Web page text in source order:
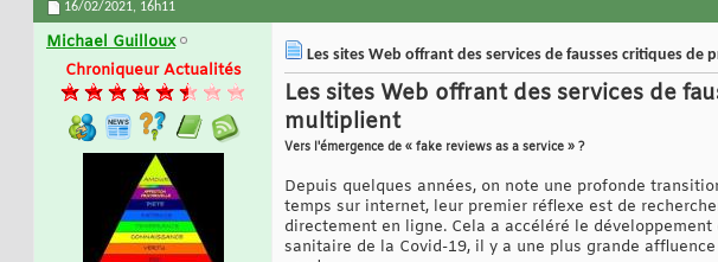
16/02/2021, 16h11
Michael Guilloux
Chroniqueur Actualités
Les sites Web offrant des services de fausses critiques
Les sites Web offrant des services de
multiplient
Vers l'émergence de « fake reviews as a service » ?
Depuis quelques années, on note une profonde
temps sur internet, leur premier réflexe est de
directement en ligne. Cela a accéléré le
sanitaire de la Covid-19, il y a une plus grande